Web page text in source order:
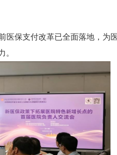
保支付改革已全面落地，为
。